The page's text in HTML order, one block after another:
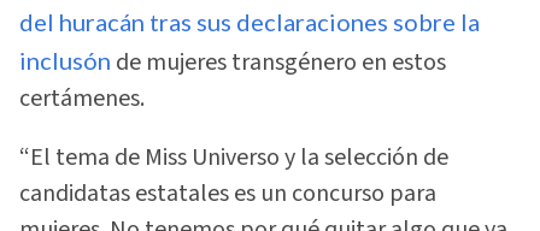
del huracán tras sus declaraciones sobre la
inclusón de mujeres transgénero en estos
certámenes.
“El tema de Miss Universo y la selección de
candidatas estatales es un concurso para